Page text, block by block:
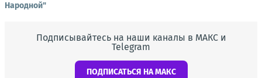
Народной"
Подписывайтесь на наши каналы в МАКС и
Telegram
ПОДПИСАТЬСЯ НА МАКС